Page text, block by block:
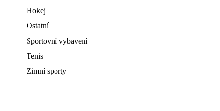
Hokej
Ostatní
Sportovní vybavení
Tenis
Zimní sporty